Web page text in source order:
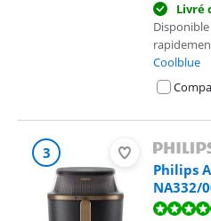
Livré
Coolblue
3
Philips
NA332/
La note est de 9,0 sur 10, basée sur